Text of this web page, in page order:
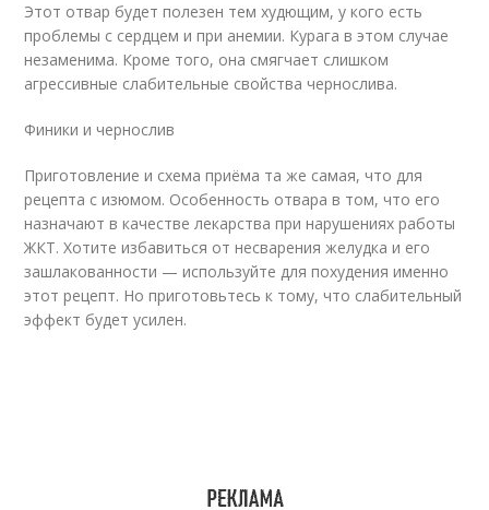
Этот отвар будет полезен тем худющим, у кого есть
проблемы с сердцем и при анемии. Курага в этом случае
незаменима. Кроме того, она смягчает слишком
агрессивные слабительные свойства чернослива.
Финики и чернослив
Приготовление и схема приёма та же самая, что для
рецепта с изюмом. Особенность отвара в том, что его
назначают в качестве лекарства при нарушениях работы
ЖКТ. Хотите избавиться от несварения желудка и его
зашлакованности — используйте для похудения именно
этот рецепт. Но приготовьтесь к тому, что слабительный
эффект будет усилен.